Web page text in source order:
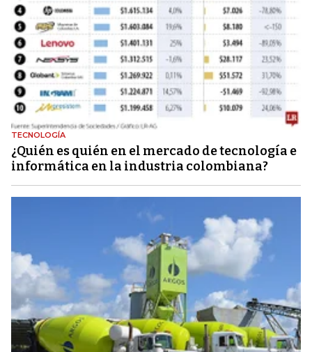
TECNOLOGÍA
¿Quién es quién en el mercado de tecnología e
informática en la industria colombiana?